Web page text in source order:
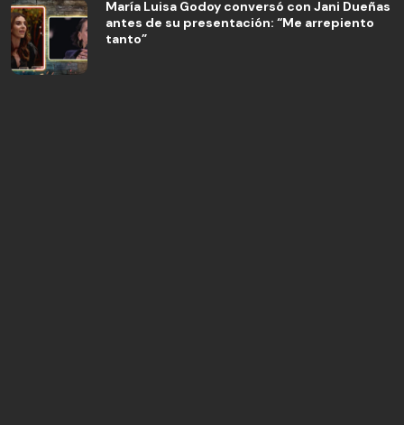
María Luisa Godoy conversó con Jani Dueñas
antes de su presentación: “Me arrepiento
tanto”